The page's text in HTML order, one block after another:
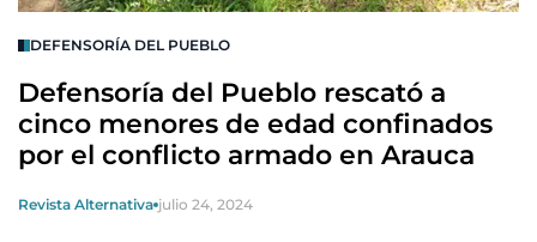
DEFENSORÍA DEL PUEBLO
Defensoría del Pueblo rescató a
cinco menores de edad confinados
por el conflicto armado en Arauca
Revista Alternativa julio 24, 2024